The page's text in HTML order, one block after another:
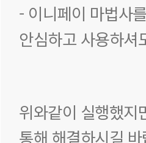
- 이니페이 마법사
안심하고 사용하셔
위와같이 실행했지
통해 해결하시길